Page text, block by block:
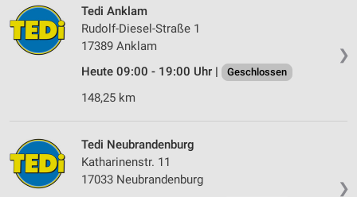
❯
Tedi Anklam
Rudolf-Diesel-Straße 1
17389 Anklam
Heute 09:00 - 19:00 Uhr |
Geschlossen
148,25 km
❯
Tedi Neubrandenburg
Katharinenstr. 11
17033 Neubrandenburg